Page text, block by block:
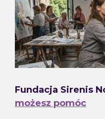
Fundacja Sirenis
możesz pomóc